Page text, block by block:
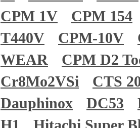
CPM 1V
CPM 154
T440V
CPM-10V
WEAR
CPM D2
Cr8Mo2VSi
CTS
Dauphinox
DC53